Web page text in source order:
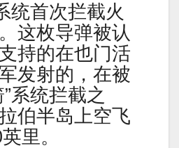
统首次拦截火
这枚导弹被认
持的在也门活
发射的，在被
系统拦截之
伯半岛上空飞
里。